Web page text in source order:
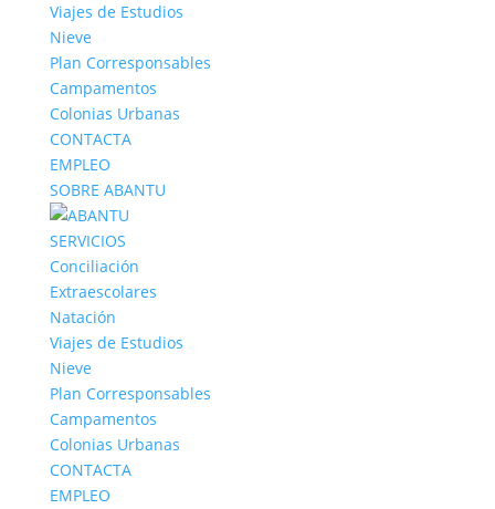
Viajes de Estudios
Nieve
Plan Corresponsables
Campamentos
Colonias Urbanas
CONTACTA
EMPLEO
SOBRE ABANTU
SERVICIOS
Conciliación
Extraescolares
Natación
Viajes de Estudios
Nieve
Plan Corresponsables
Campamentos
Colonias Urbanas
CONTACTA
EMPLEO